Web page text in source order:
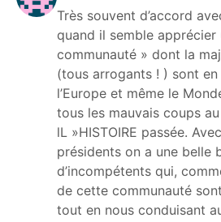
Très souvent d’accord
quand il semble apprécier
communauté » dont la
(tous arrogants ! ) sont
l’Europe et même le
tous les mauvais coups
lL »HISTOIRE passée.
présidents on a une belle
d’incompétents qui,
de cette communauté
tout en nous conduisant